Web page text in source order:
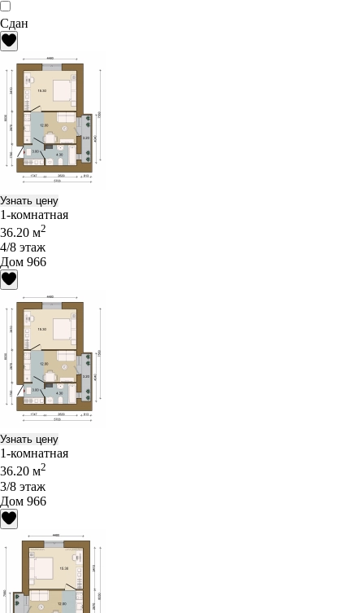
Сдан
Узнать цену
1-комнатная
36.20 м2
4/8 этаж
Дом 966
Узнать цену
1-комнатная
36.20 м2
3/8 этаж
Дом 966